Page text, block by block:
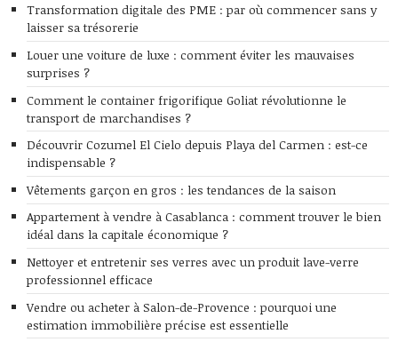
Transformation digitale des PME : par où commencer sans y
laisser sa trésorerie
Louer une voiture de luxe : comment éviter les mauvaises
surprises ?
Comment le container frigorifique Goliat révolutionne le
transport de marchandises ?
Découvrir Cozumel El Cielo depuis Playa del Carmen : est-ce
indispensable ?
Vêtements garçon en gros : les tendances de la saison
Appartement à vendre à Casablanca : comment trouver le bien
idéal dans la capitale économique ?
Nettoyer et entretenir ses verres avec un produit lave-verre
professionnel efficace
Vendre ou acheter à Salon-de-Provence : pourquoi une
estimation immobilière précise est essentielle